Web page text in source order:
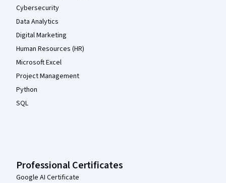
Cybersecurity
Data Analytics
Digital Marketing
Human Resources (HR)
Microsoft Excel
Project Management
Python
SQL
Professional Certificates
Google AI Certificate